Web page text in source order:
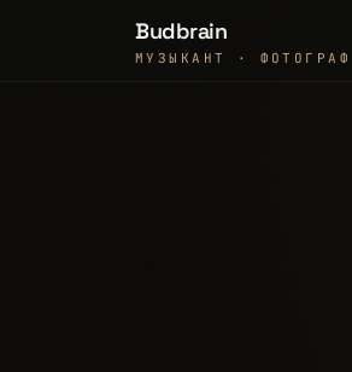
Budbrain
МУЗЫКАНТ ·